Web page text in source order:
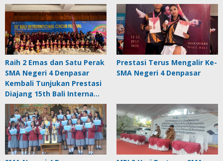
Raih 2 Emas dan Satu Perak
SMA Negeri 4 Denpasar
Kembali Tunjukan Prestasi
Diajang 15th Bali Interna…
Prestasi Terus Mengalir Ke-
SMA Negeri 4 Denpasar